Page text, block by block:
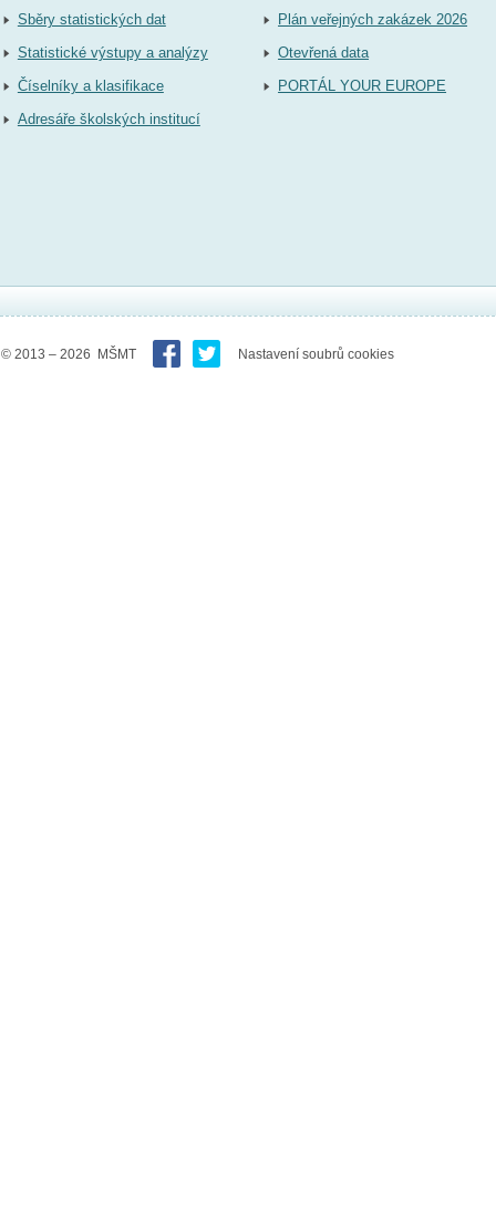
Sběry statistických dat
Statistické výstupy a analýzy
Číselníky a klasifikace
Adresáře školských institucí
Plán veřejných zakázek 2026
Otevřená data
PORTÁL YOUR EUROPE
© 2013 – 2026 MŠMT Nastavení soubrů cookies